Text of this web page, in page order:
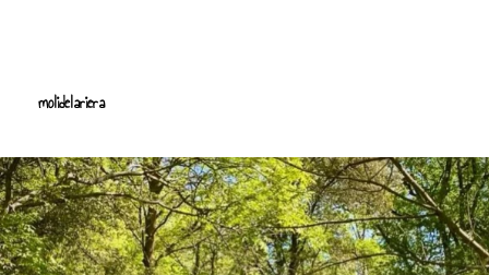
molidelariera